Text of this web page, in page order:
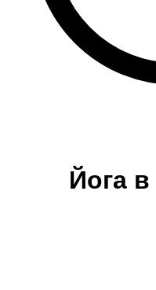
Йога